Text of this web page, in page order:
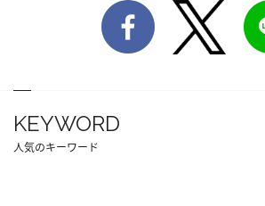
KEYWORD
人気のキーワード